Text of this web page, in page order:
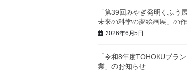
「第39回みやぎ発明くふう
未来の科学の夢絵画展」の
2026年6月5日
「令和8年度TOHOKUブラ
業」のお知らせ